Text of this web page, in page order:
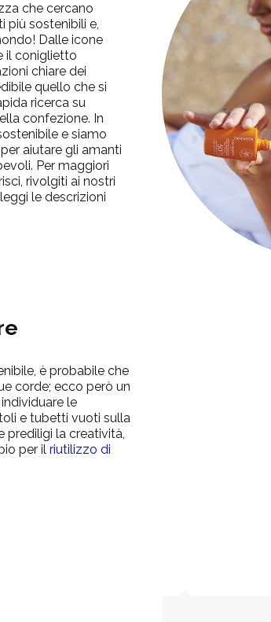
che cercano
più sostenibili e,
Dalle icone
il coniglietto
chiare dei
quello che si
ricerca su
confezione. In
e siamo
aiutare gli amanti
Per maggiori
rivolgiti ai nostri
le descrizioni
è probabile che
corde; ecco però un
le
e tubetti vuoti sulla
prediligi la creatività,
per il riutilizzo di